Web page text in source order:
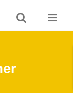
Toggle
search
Toggle